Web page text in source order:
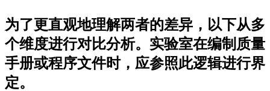
为了更直观地理解两者的差异，以下从多
个维度进行对比分析。实验室在编制质量
手册或程序文件时，应参照此逻辑进行界
定。